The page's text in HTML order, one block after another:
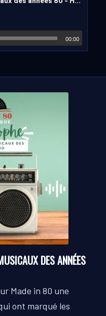
00:00
DES ANNÉES
Made in 80 une
ont marqué les